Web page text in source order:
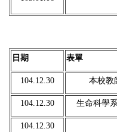
日期 表單
104.12.30 本校教
104.12.30 生命科學
104.12.30